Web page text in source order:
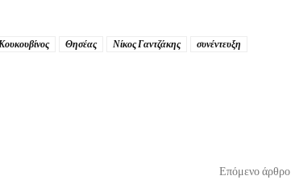
Θησέας Νίκος Γαντζάκης
συνέντευξη
Επόμενο άρθρο